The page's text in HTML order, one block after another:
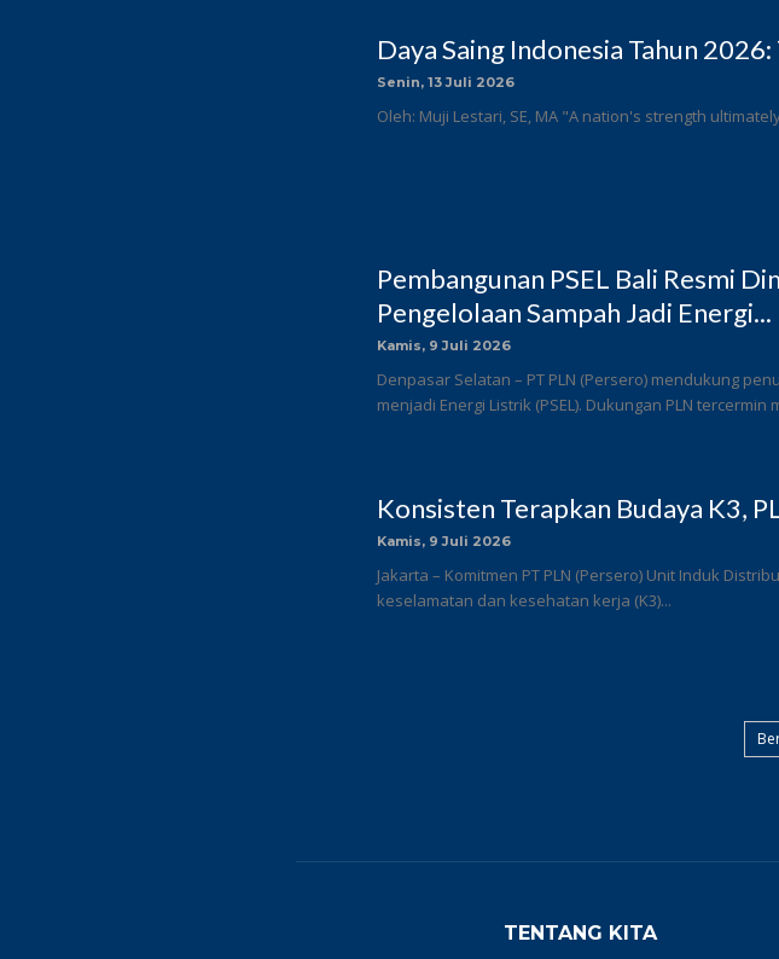
Daya Saing Indonesia Tahun
Senin, 13 Juli 2026
Oleh: Muji Lestari, SE, MA "A nation's strength
Pembangunan PSEL Bali Resmi
Pengelolaan Sampah Jadi Energi...
Kamis, 9 Juli 2026
Denpasar Selatan – PT PLN (Persero) mendukung
menjadi Energi Listrik (PSEL). Dukungan PLN tercermin
Konsisten Terapkan Budaya K3,
Kamis, 9 Juli 2026
Jakarta – Komitmen PT PLN (Persero) Unit Induk
keselamatan dan kesehatan kerja (K3)...
TENTANG KITA